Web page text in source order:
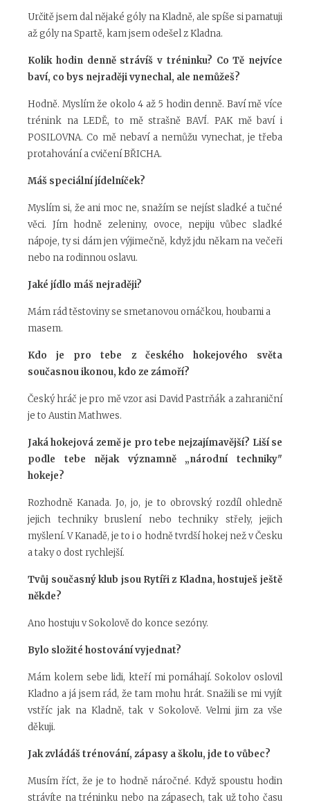
Určitě jsem dal nějaké góly na Kladně, ale spíše si pamatuji
až góly na Spartě, kam jsem odešel z Kladna.
Kolik hodin denně strávíš v tréninku? Co Tě nejvíce
baví, co bys nejraději vynechal, ale nemůžeš?
Hodně. Myslím že okolo 4 až 5 hodin denně. Baví mě více
trénink na LEDĚ, to mě strašně BAVÍ. PAK mě baví i
POSILOVNA. Co mě nebaví a nemůžu vynechat, je třeba
protahování a cvičení BŘICHA.
Máš speciální jídelníček?
Myslím si, že ani moc ne, snažím se nejíst sladké a tučné
věci. Jím hodně zeleniny, ovoce, nepiju vůbec sladké
nápoje, ty si dám jen výjimečně, když jdu někam na večeři
nebo na rodinnou oslavu.
Jaké jídlo máš nejraději?
Mám rád těstoviny se smetanovou omáčkou, houbami a
masem.
Kdo je pro tebe z českého hokejového světa
současnou ikonou, kdo ze zámoří?
Český hráč je pro mě vzor asi David Pastrňák a zahraniční
je to Austin Mathwes.
Jaká hokejová země je pro tebe nejzajímavější? Liší se
podle tebe nějak významně „národní techniky"
hokeje?
Rozhodně Kanada. Jo, jo, je to obrovský rozdíl ohledně
jejich techniky bruslení nebo techniky střely, jejich
myšlení. V Kanadě, je to i o hodně tvrdší hokej než v Česku
a taky o dost rychlejší.
Tvůj současný klub jsou Rytíři z Kladna, hostuješ ještě
někde?
Ano hostuju v Sokolově do konce sezóny.
Bylo složité hostování vyjednat?
Mám kolem sebe lidi, kteří mi pomáhají. Sokolov oslovil
Kladno a já jsem rád, že tam mohu hrát. Snažili se mi vyjít
vstříc jak na Kladně, tak v Sokolově. Velmi jim za vše
děkuji.
Jak zvládáš trénování, zápasy a školu, jde to vůbec?
Musím říct, že je to hodně náročné. Když spoustu hodin
strávíte na tréninku nebo na zápasech, tak už toho času